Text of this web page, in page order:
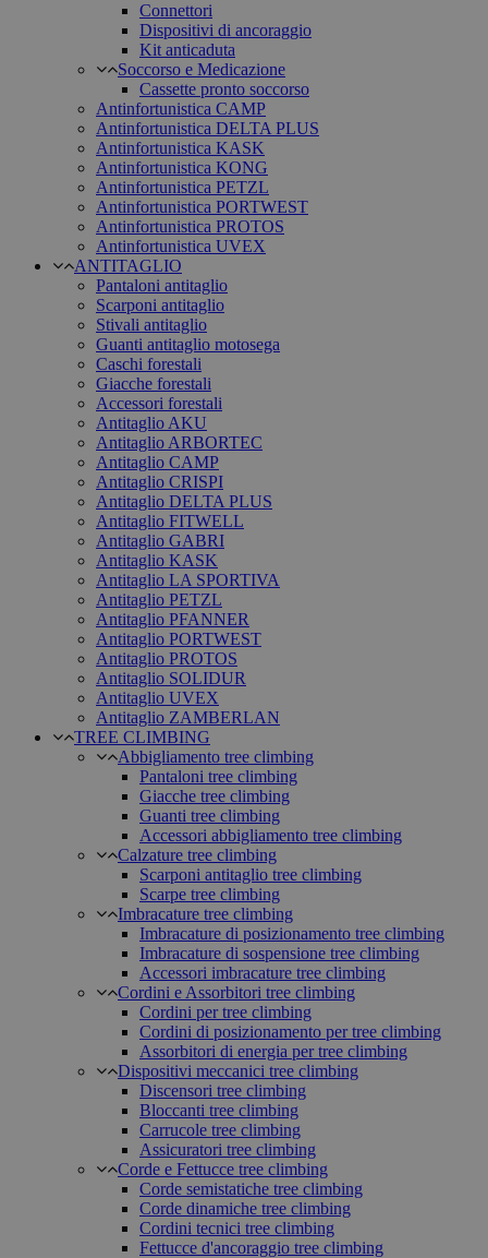
Connettori
Dispositivi di ancoraggio
Kit anticaduta
Soccorso e Medicazione
Cassette pronto soccorso
Antinfortunistica CAMP
Antinfortunistica DELTA PLUS
Antinfortunistica KASK
Antinfortunistica KONG
Antinfortunistica PETZL
Antinfortunistica PORTWEST
Antinfortunistica PROTOS
Antinfortunistica UVEX
ANTITAGLIO
Pantaloni antitaglio
Scarponi antitaglio
Stivali antitaglio
Guanti antitaglio motosega
Caschi forestali
Giacche forestali
Accessori forestali
Antitaglio AKU
Antitaglio ARBORTEC
Antitaglio CAMP
Antitaglio CRISPI
Antitaglio DELTA PLUS
Antitaglio FITWELL
Antitaglio GABRI
Antitaglio KASK
Antitaglio LA SPORTIVA
Antitaglio PETZL
Antitaglio PFANNER
Antitaglio PORTWEST
Antitaglio PROTOS
Antitaglio SOLIDUR
Antitaglio UVEX
Antitaglio ZAMBERLAN
TREE CLIMBING
Abbigliamento tree climbing
Pantaloni tree climbing
Giacche tree climbing
Guanti tree climbing
Accessori abbigliamento tree climbing
Calzature tree climbing
Scarponi antitaglio tree climbing
Scarpe tree climbing
Imbracature tree climbing
Imbracature di posizionamento tree climbing
Imbracature di sospensione tree climbing
Accessori imbracature tree climbing
Cordini e Assorbitori tree climbing
Cordini per tree climbing
Cordini di posizionamento per tree climbing
Assorbitori di energia per tree climbing
Dispositivi meccanici tree climbing
Discensori tree climbing
Bloccanti tree climbing
Carrucole tree climbing
Assicuratori tree climbing
Corde e Fettucce tree climbing
Corde semistatiche tree climbing
Corde dinamiche tree climbing
Cordini tecnici tree climbing
Fettucce d'ancoraggio tree climbing